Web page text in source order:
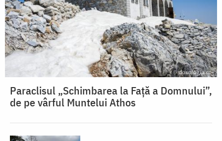
Paraclisul „Schimbarea la Față a Domnului”,
de pe vârful Muntelui Athos